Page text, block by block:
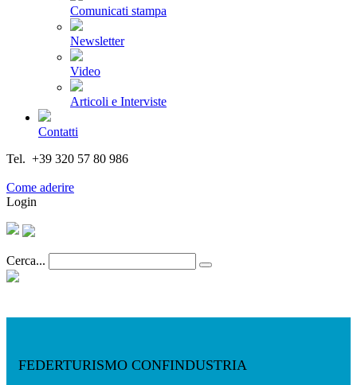
Comunicati stampa
Newsletter
Video
Articoli e Interviste
Contatti
Tel. +39 320 57 80 986
Come aderire
Login
Cerca...
FEDERTURISMO CONFINDUSTRIA